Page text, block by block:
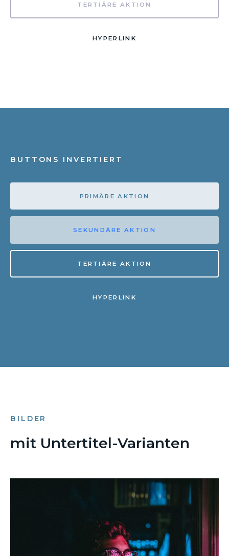
TERTIÄRE AKTION
HYPERLINK
BUTTONS INVERTIERT
PRIMÄRE AKTION
SEKUNDÄRE AKTION
TERTIÄRE AKTION
HYPERLINK
BILDER
mit Untertitel-Varianten